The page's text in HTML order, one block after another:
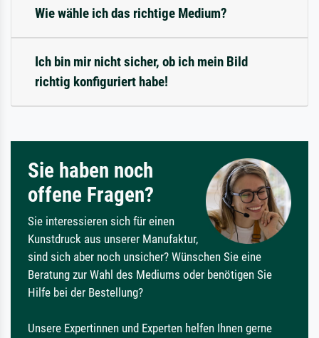
Wie wähle ich das richtige Medium?
Ich bin mir nicht sicher, ob ich mein Bild
richtig konfiguriert habe!
Sie haben noch
offene Fragen?
Sie interessieren sich für einen
Kunstdruck aus unserer Manufaktur,
sind sich aber noch unsicher? Wünschen Sie eine
Beratung zur Wahl des Mediums oder benötigen Sie
Hilfe bei der Bestellung?
Unsere Expertinnen und Experten helfen Ihnen gerne